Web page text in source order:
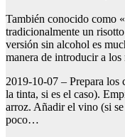
También conocido como
tradicionalmente un
versión sin alcohol es
manera de introducir a los
2019-10-07 – Prepara los
la tinta, si es el caso).
arroz. Añadir el vino (si
poco…